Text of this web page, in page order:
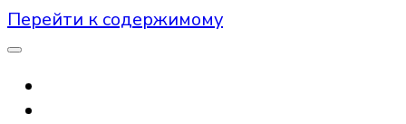
Перейти к содержимому